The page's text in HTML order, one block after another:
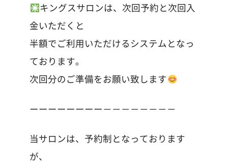
キングスサロンは、次回予約と次回入
金いただくと
半額でご利用いただけるシステムとなっ
ております。
次回分のご準備をお願い致します
ーーーーーーーー－－－－－－－－
当サロンは、予約制となっております
が、